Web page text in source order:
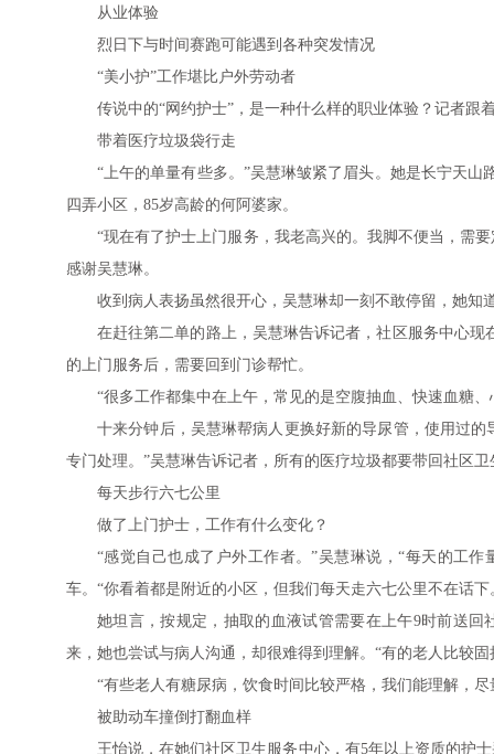
从业体验
烈日下与时间赛跑可能遇到各种突发情况
“美小护”工作堪比户外劳动者
传说中的“网约护士”，是一种什么样的职业体验？记者跟
带着医疗垃圾袋行走
“上午的单量有些多。”吴慧琳皱紧了眉头。她是长宁天
四弄小区，85岁高龄的何阿婆家。
“现在有了护士上门服务，我老高兴的。我脚不便当，需
感谢吴慧琳。
收到病人表扬虽然很开心，吴慧琳却一刻不敢停留，她知
在赶往第二单的路上，吴慧琳告诉记者，社区服务中心
的上门服务后，需要回到门诊帮忙。
“很多工作都集中在上午，常见的是空腹抽血、快速血糖
十来分钟后，吴慧琳帮病人更换好新的导尿管，使用过
专门处理。”吴慧琳告诉记者，所有的医疗垃圾都要带回社区
每天步行六七公里
做了上门护士，工作有什么变化？
“感觉自己也成了户外工作者。”吴慧琳说，“每天的工
车。“你看着都是附近的小区，但我们每天走六七公里不在话
她坦言，按规定，抽取的血液试管需要在上午9时前送
来，她也尝试与病人沟通，却很难得到理解。“有的老人比较
“有些老人有糖尿病，饮食时间比较严格，我们能理解，
被助动车撞倒打翻血样
王怡说，在她们社区卫生服务中心，有5年以上资质的护